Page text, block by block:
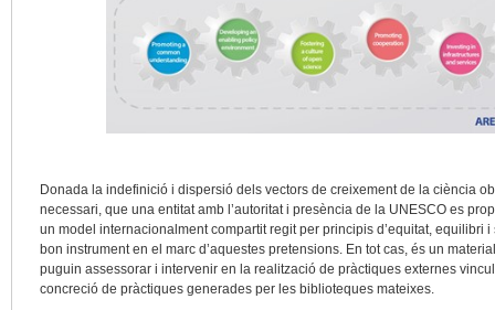
Donada la indefinició i dispersió dels vectors de creixement de la ciència
necessari, que una entitat amb l’autoritat i presència de la UNESCO es
un model internacionalment compartit regit per principis d’equitat, equilibri i
bon instrument en el marc d’aquestes pretensions. En tot cas, és un
puguin assessorar i intervenir en la realització de pràctiques externes
concreció de pràctiques generades per les biblioteques mateixes.